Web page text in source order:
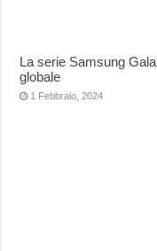
La serie Samsung
globale
1 Febbraio, 2024